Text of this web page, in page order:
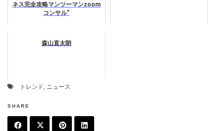
ネス完全攻略マンツーマンzoom
コンサル”
森山直太朗
トレンド, ニュース
SHARE